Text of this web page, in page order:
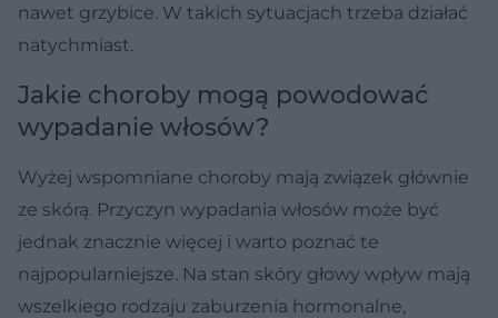
nawet grzybice. W takich sytuacjach trzeba działać
natychmiast.
Jakie choroby mogą powodować
wypadanie włosów?
Wyżej wspomniane choroby mają związek głównie
ze skórą. Przyczyn wypadania włosów może być
jednak znacznie więcej i warto poznać te
najpopularniejsze. Na stan skóry głowy wpływ mają
wszelkiego rodzaju zaburzenia hormonalne,